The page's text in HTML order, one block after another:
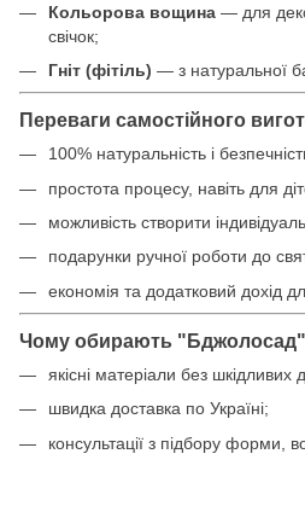
Кольорова вощина — для
свічок;
Гніт (фітіль) — з натуральної
Переваги самостійного
100% натуральність і
простота процесу, навіть для
можливість створити
подарунки ручної роботи до
економія та додатковий дохід
Чому обирають "Бджолосад"
якісні матеріали без шкідливих
швидка доставка по Україні;
консультації з підбору форми,